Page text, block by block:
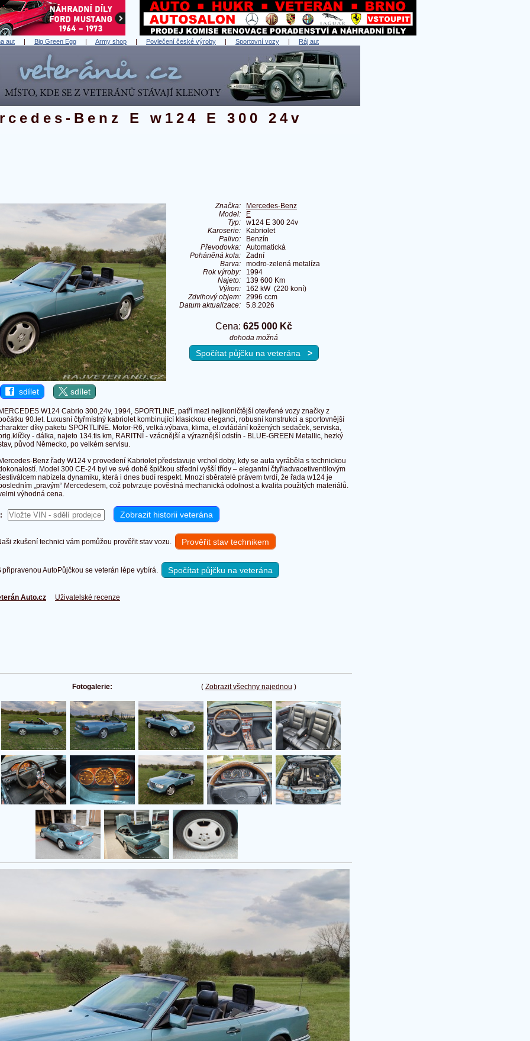
aut | Big Green Egg | Army shop | Povlečení české výroby | Sportovní vozy | Ráj aut
Benz E w124 E 300 24v
sdílet sdílet
Značka:
Mercedes-Benz
Model:
E
Typ:
w124 E 300 24v
Karoserie:
Kabriolet
Palivo:
Benzín
Převodovka:
Automatická
Poháněná kola:
Zadní
Barva:
modro-zelená metalíza
Rok výroby:
1994
Najeto:
139 600 Km
Výkon:
162 kW (220 koní)
Zdvihový objem:
2996 ccm
Datum aktualizace:
5.8.2026
Cena: 625 000 Kč
dohoda možná
Spočítat půjčku na veterána >
W124 Cabrio 300,24v, 1994, SPORTLINE, patří mezi nejikoničtější otevřené vozy značky z
90.let. Luxusní čtyřmístný kabriolet kombinující klasickou eleganci, robusní konstrukci a sportovnější
díky paketu SPORTLINE. Motor-R6, velká.výbava, klima, el.ovládání kožených sedaček, serviska,
- dálka, najeto 134.tis km, RARITNÍ - vzácnější a výraznější odstín - BLUE-GREEN Metallic, hezký
původ Německo, po velkém servisu.
Benz řady W124 v provedení Kabriolet představuje vrchol doby, kdy se auta vyráběla s technickou
Model 300 CE-24 byl ve své době špičkou střední vyšší třídy – elegantní čtyřiadvacetiventilovým
nabízela dynamiku, která i dnes budí respekt. Mnozí sběratelé právem tvrdí, že řada w124 je
„pravým“ Mercedesem, což potvrzuje pověstná mechanická odolnost a kvalita použitých materiálů.
výhodná cena.
zkušení technici vám pomůžou prověřit stav vozu. Prověřit stav technikem
AutoPůjčkou se veterán lépe vybírá. Spočítat půjčku na veterána
Auto.cz Uživatelské recenze
( Zobrazit všechny najednou )
Fotogalerie: